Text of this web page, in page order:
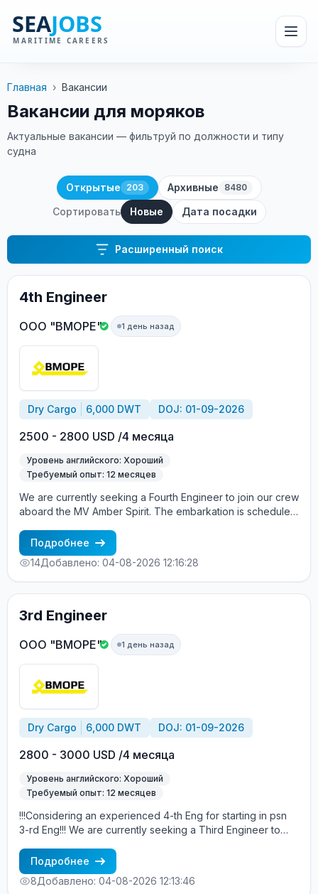
Главная › Вакансии
Вакансии для моряков
Актуальные вакансии — фильтруй по должности и типу
судна
Открытые 203 Архивные 8480
Сортировать Новые Дата посадки
Расширенный поиск
4th Engineer
ООО "ВМОРЕ" 1 день назад
Dry Cargo 6,000 DWT DOJ: 01-09-2026
2500 - 2800 USD /4 месяца
Уровень английского: Хороший
Требуемый опыт: 12 месяцев
We are currently seeking a Fourth Engineer to join our crew
aboard the MV Amber Spirit. The embarkation is scheduled
About the Vessel: MV Amber Spirit is a modern cargo
vessel registered under the A&B. For more detailed
information about the vessel, please visit Marinetrafic.
Candidate Requirements: A degree in Marine Engineering
or a related technical field. At least 2 contracts of
experience as an engineer on merchant ships. Proficiency
in English at an Upper-Intermediate level or higher. Terms
of Employment: Contract duration: 4 +/- months. Salary
details will be discussed with successful candidates.
Подробнее
14Добавлено: 04-08-2026 12:16:28
3rd Engineer
ООО "ВМОРЕ" 1 день назад
Dry Cargo 6,000 DWT DOJ: 01-09-2026
2800 - 3000 USD /4 месяца
Уровень английского: Хороший
Требуемый опыт: 12 месяцев
!!!Considering an experienced 4-th Eng for starting in psn
3-rd Eng!!! We are currently seeking a Third Engineer to
is scheduled between Sep 1 and Sep 10, 2026, in Istanbul,
Turkey. About the Vessel: MV Amber Spirit is a modern
cargo vessel registered under the A&B. For more detailed
Подробнее
8Добавлено: 04-08-2026 12:13:46